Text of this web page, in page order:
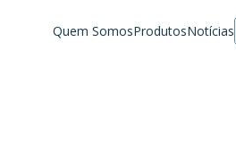
Quem SomosProdutosNotícias